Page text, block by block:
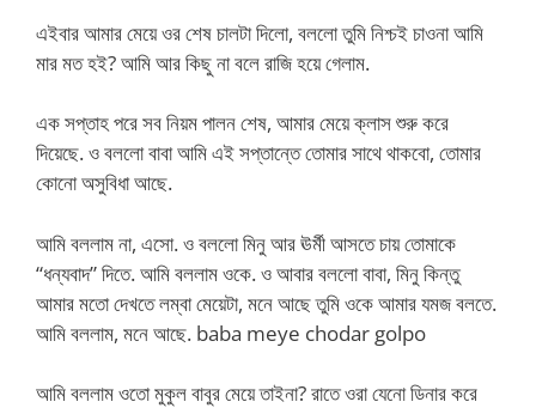
এইবার আমার মেয়ে ওর শেষ চালটা দিলো, বললো তুমি নিশ্চই চাওনা আমি
মার মত হই? আমি আর কিছু না বলে রাজি হয়ে গেলাম.
এক সপ্তাহ পরে সব নিয়ম পালন শেষ, আমার মেয়ে ক্লাস শুরু করে
দিয়েছে. ও বললো বাবা আমি এই সপ্তান্তে তোমার সাথে থাকবো, তোমার
কোনো অসুবিধা আছে.
আমি বললাম না, এসো. ও বললো মিনু আর ঊর্মী আসতে চায় তোমাকে
“ধন্যবাদ” দিতে. আমি বললাম ওকে. ও আবার বললো বাবা, মিনু কিন্তু
আমার মতো দেখতে লম্বা মেয়েটা, মনে আছে তুমি ওকে আমার যমজ বলতে.
আমি বললাম, মনে আছে. baba meye chodar golpo
আমি বললাম ওতো মুকুল বাবুর মেয়ে তাইনা? রাতে ওরা যেনো ডিনার করে